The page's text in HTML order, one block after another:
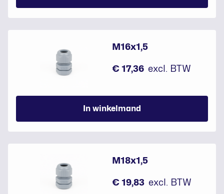
M16x1,5
€ 17,36 excl. BTW
In winkelmand
M18x1,5
€ 19,83 excl. BTW